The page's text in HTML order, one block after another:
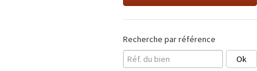
Recherche par référence